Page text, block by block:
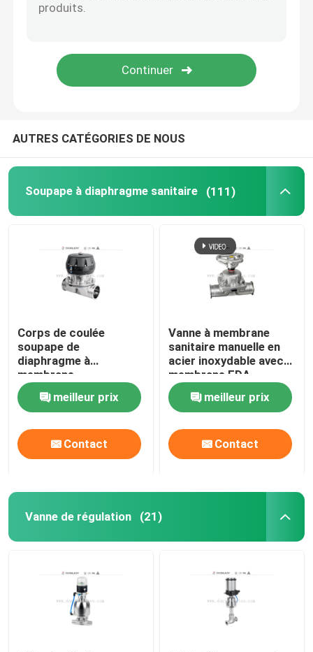
Vannes papillon
valve de siège d'angle
Valve à bille sanitaire
Positionneur de soupape intelligent
Ventilateurs de freinage hydrauliques
Valve de fond de réservoir
Balles de pulvérisation pour réservoirs
Verre de vision en acier inoxydable
Valve d'échantillonnage
filtre de tuyauterie
Appareils sanitaires en acier inoxydable
AUTRES CATÉGORIES DE NOUS
Soupape à diaphragme sanitaire (111)
Corps de coulée
soupape de
diaphragme à
membrane
pneumatique, soupape
de diaphragme OEM
meilleur prix
Contact
Vanne à membrane
sanitaire manuelle en
acier inoxydable avec
membrane FDA
Garantie un an
meilleur prix
Contact
Vanne de régulation (21)